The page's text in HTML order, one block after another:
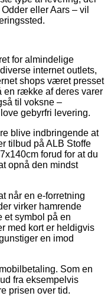
eller Aars – vil
for almindelige
internet outlets,
shops været presset
en række af deres varer
til voksne –
gebyrfri levering.
blive indbringende at
tilbud på ALB Stoffe
forud for at du
opnå den mindst
når en e-forretning
virker hamrende
et symbol på en
med kort er heldigvis
en imod
Som en
fra eksempelvis
prisen over tid.